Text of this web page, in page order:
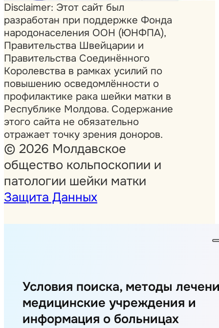
Disclaimer: Этот сайт был
разработан при поддержке Фонда
народонаселения ООН (ЮНФПА),
Правительства Швейцарии и
Правительства Соединённого
Королевства в рамках усилий по
повышению осведомлённости о
профилактике рака шейки матки в
Республике Молдова. Содержание
этого сайта не обязательно
отражает точку зрения доноров.
© 2026 Молдавское
общество кольпоскопии и
патологии шейки матки
Защита Данных
Условия поиска, методы
медицинские учреждения и
информация о больницах